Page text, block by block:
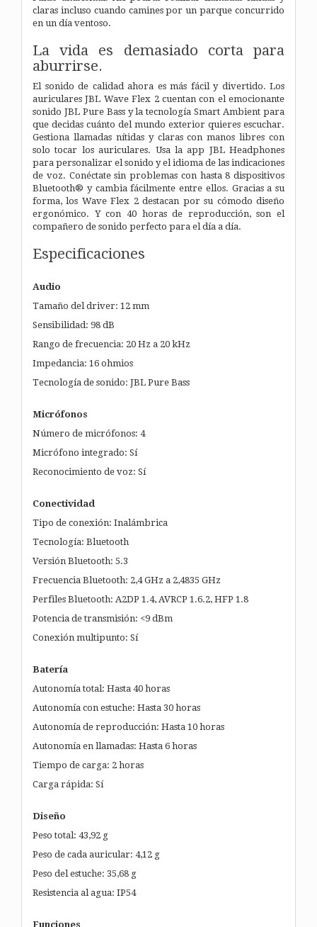
claras incluso cuando camines por un parque concurrido
en un día ventoso.
La vida es demasiado corta para
aburrirse.
El sonido de calidad ahora es más fácil y divertido. Los
auriculares JBL Wave Flex 2 cuentan con el emocionante
sonido JBL Pure Bass y la tecnología Smart Ambient para
que decidas cuánto del mundo exterior quieres escuchar.
Gestiona llamadas nítidas y claras con manos libres con
solo tocar los auriculares. Usa la app JBL Headphones
para personalizar el sonido y el idioma de las indicaciones
de voz. Conéctate sin problemas con hasta 8 dispositivos
Bluetooth® y cambia fácilmente entre ellos. Gracias a su
forma, los Wave Flex 2 destacan por su cómodo diseño
ergonómico. Y con 40 horas de reproducción, son el
compañero de sonido perfecto para el día a día.
Especificaciones
Audio
Tamaño del driver: 12 mm
Sensibilidad: 98 dB
Rango de frecuencia: 20 Hz a 20 kHz
Impedancia: 16 ohmios
Tecnología de sonido: JBL Pure Bass
Micrófonos
Número de micrófonos: 4
Micrófono integrado: Sí
Reconocimiento de voz: Sí
Conectividad
Tipo de conexión: Inalámbrica
Tecnología: Bluetooth
Versión Bluetooth: 5.3
Frecuencia Bluetooth: 2,4 GHz a 2,4835 GHz
Perfiles Bluetooth: A2DP 1.4, AVRCP 1.6.2, HFP 1.8
Potencia de transmisión: <9 dBm
Conexión multipunto: Sí
Batería
Autonomía total: Hasta 40 horas
Autonomía con estuche: Hasta 30 horas
Autonomía de reproducción: Hasta 10 horas
Autonomía en llamadas: Hasta 6 horas
Tiempo de carga: 2 horas
Carga rápida: Sí
Diseño
Peso total: 43,92 g
Peso de cada auricular: 4,12 g
Peso del estuche: 35,68 g
Resistencia al agua: IP54
Funciones